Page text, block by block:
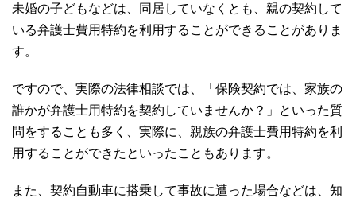
未婚の子どもなどは、同居していなくとも、親の契約して
いる弁護士費用特約を利用することができることがありま
す。
ですので、実際の法律相談では、「保険契約では、家族の
誰かが弁護士用特約を契約していませんか？」といった質
問をすることも多く、実際に、親族の弁護士費用特約を利
用することができたといったこともあります。
また、契約自動車に搭乗して事故に遭った場合などは、知